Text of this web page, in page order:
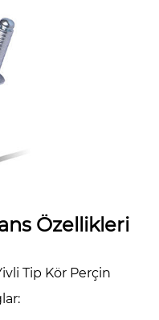
Özellikleri
Tip Kör Perçin